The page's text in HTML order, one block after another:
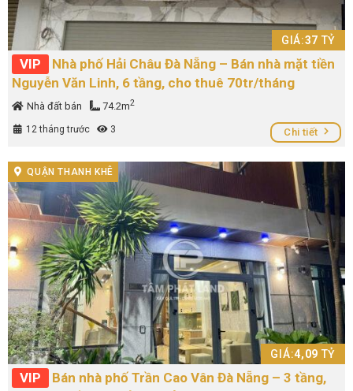
GIÁ:37 TỶ
VIP
Nhà phố Hải Châu Đà Nẵng – Bán nhà mặt tiền
Nguyễn Văn Linh, 6 tầng, cho thuê 70tr/tháng
Nhà đất bán 74.2m2
12 tháng trước 3 Chi tiết
QUẬN THANH KHÊ
GIÁ:4,09 TỶ
VIP
Bán nhà phố Trần Cao Vân Đà Nẵng – 3 tầng,